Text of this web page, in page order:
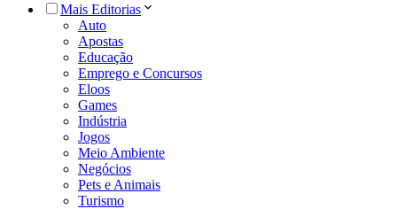
Mais Editorias
Auto
Apostas
Educação
Emprego e Concursos
Eloos
Games
Indústria
Jogos
Meio Ambiente
Negócios
Pets e Animais
Turismo